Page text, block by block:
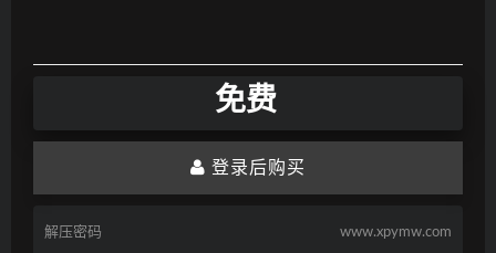
免费
登录后购买
解压密码 www.xpymw.com